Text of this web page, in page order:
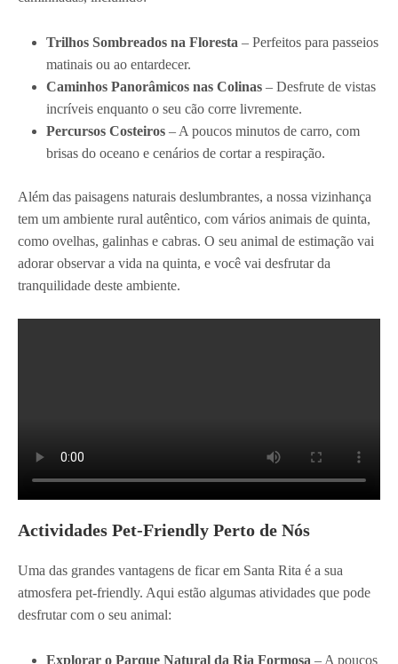
Trilhos Sombreados na Floresta – Perfeitos para passeios
matinais ou ao entardecer.
Caminhos Panorâmicos nas Colinas – Desfrute de vistas
incríveis enquanto o seu cão corre livremente.
Percursos Costeiros – A poucos minutos de carro, com
brisas do oceano e cenários de cortar a respiração.
Além das paisagens naturais deslumbrantes, a nossa vizinhança
tem um ambiente rural autêntico, com vários animais de quinta,
como ovelhas, galinhas e cabras. O seu animal de estimação vai
adorar observar a vida na quinta, e você vai desfrutar da
tranquilidade deste ambiente.
Actividades Pet-Friendly Perto de Nós
Uma das grandes vantagens de ficar em Santa Rita é a sua
atmosfera pet-friendly. Aqui estão algumas atividades que pode
desfrutar com o seu animal:
Explorar o Parque Natural da Ria Formosa – A poucos